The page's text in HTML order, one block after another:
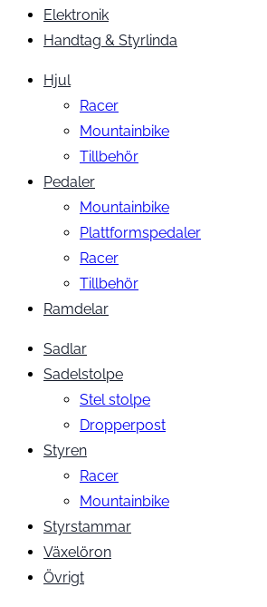
Elektronik
Handtag & Styrlinda
Hjul
Racer
Mountainbike
Tillbehör
Pedaler
Mountainbike
Plattformspedaler
Racer
Tillbehör
Ramdelar
Sadlar
Sadelstolpe
Stel stolpe
Dropperpost
Styren
Racer
Mountainbike
Styrstammar
Växelöron
Övrigt